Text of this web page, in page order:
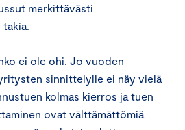
merkittävästi
ei ole ohi. Jo vuoden
sinnittelylle ei näy vielä
kolmas kierros ja tuen
ovat välttämättömiä